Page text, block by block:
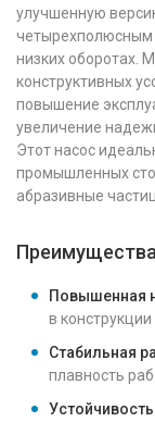
улучшенную
четырехполюсным
низких оборотах.
конструктивных
повышение
увеличение
Этот насос
промышленных
абразивные
Преимущества
Повышенная
в
Стабильная
плавность